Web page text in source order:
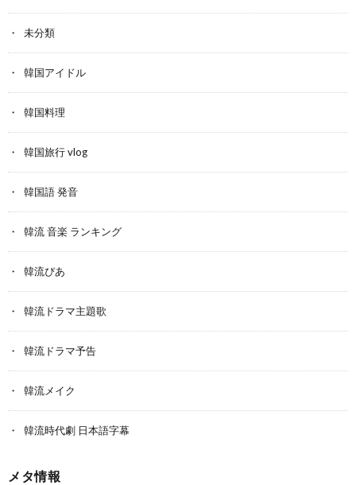
未分類
韓国アイドル
韓国料理
韓国旅行 vlog
韓国語 発音
韓流 音楽 ランキング
韓流ぴあ
韓流ドラマ主題歌
韓流ドラマ予告
韓流メイク
韓流時代劇 日本語字幕
メタ情報